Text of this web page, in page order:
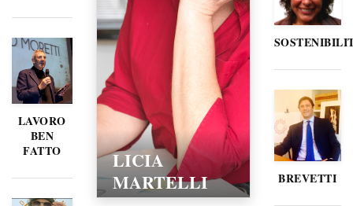
LAVORO
BEN
FATTO
LICIA
MARTELLI
BREVETTI